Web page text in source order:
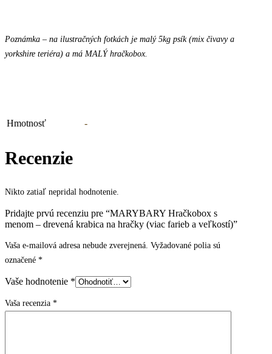
Poznámka – na ilustračných fotkách je malý 5kg psík (mix čivavy a
yorkshire teriéra) a má MALÝ hračkobox.
Hmotnosť -
Recenzie
Nikto zatiaľ nepridal hodnotenie.
Pridajte prvú recenziu pre “MARYBARY Hračkobox s
menom – drevená krabica na hračky (viac farieb a veľkostí)”
Vaša e-mailová adresa nebude zverejnená. Vyžadované polia sú
označené *
Vaše hodnotenie *
Vaša recenzia *